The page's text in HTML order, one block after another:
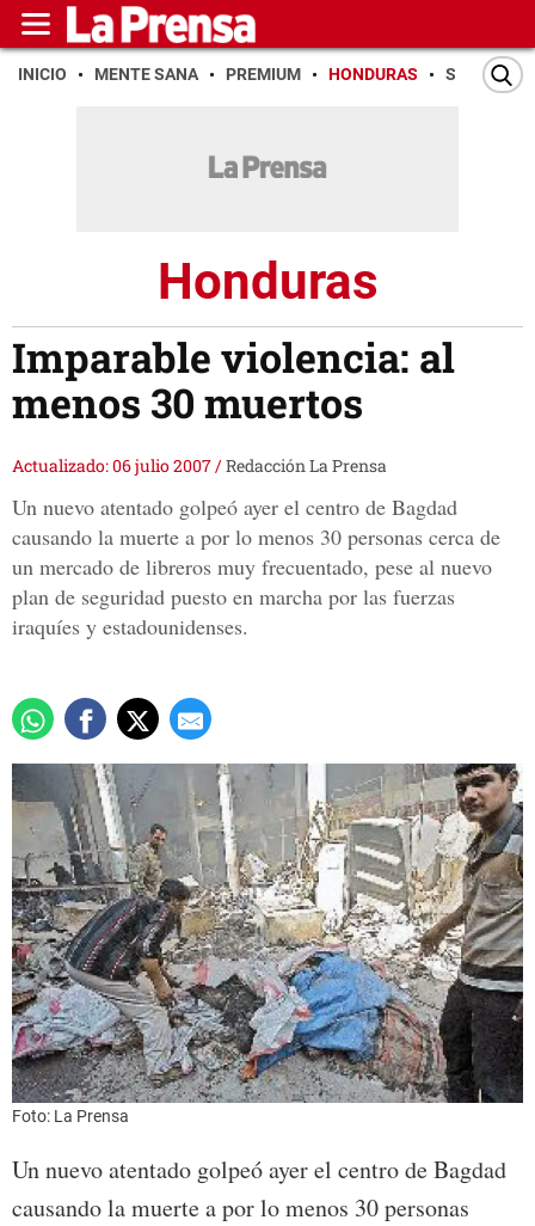
INICIO MENTE SANA PREMIUM HONDURAS SAN PEDRO
Honduras
Imparable violencia: al
menos 30 muertos
Actualizado: 06 julio 2007/Redacción La Prensa
Un nuevo atentado golpeó ayer el centro de Bagdad
causando la muerte a por lo menos 30 personas cerca de
un mercado de libreros muy frecuentado, pese al nuevo
plan de seguridad puesto en marcha por las fuerzas
iraquíes y estadounidenses.
Foto: La Prensa
Un nuevo atentado golpeó ayer el centro de Bagdad
causando la muerte a por lo menos 30 personas